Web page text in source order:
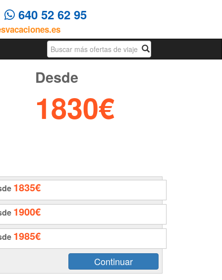
640 52 62 95
Busqueda
Desde
1830€
1835€
1900€
1985€